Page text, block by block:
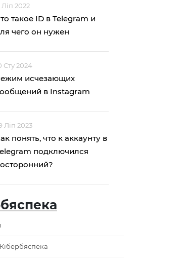
Ліп 2022
такое ID в Telegram и
чего он нужен
Сту 2024
исчезающих
в Instagram
Ліп 2023
понять, что к аккаунту в
подключился